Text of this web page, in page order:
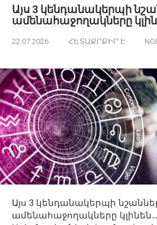
Այս 3 կենդանակերպի
ամենահաջողակները
22.07.2026 ՀԵՏԱՔՐՔԻՐ Է
Այս 3 կենդանակերպի
ամենահաջողակները